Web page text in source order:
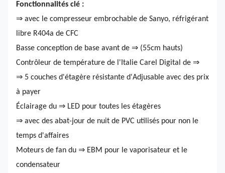
Fonctionnalités clé :
⇒ avec le compresseur embrochable de Sanyo, réfrigérant
libre R404a de CFC
Basse conception de base avant de ⇒ (55cm hauts)
Contrôleur de température de l'Italie Carel Digital de ⇒
⇒ 5 couches d'étagère résistante d'Adjusable avec des prix
à payer
Éclairage du ⇒ LED pour toutes les étagères
⇒ avec des abat-jour de nuit de PVC utilisés pour non le
temps d'affaires
Moteurs de fan du ⇒ EBM pour le vaporisateur et le
condensateur